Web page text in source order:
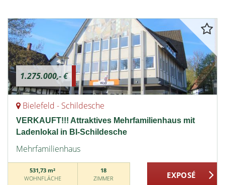
1.275.000,- €
Bielefeld - Schildesche
VERKAUFT!!! Attraktives Mehrfamilienhaus mit
Ladenlokal in BI-Schildesche
Mehrfamilienhaus
531,73 m²
WOHNFLÄCHE
18
ZIMMER